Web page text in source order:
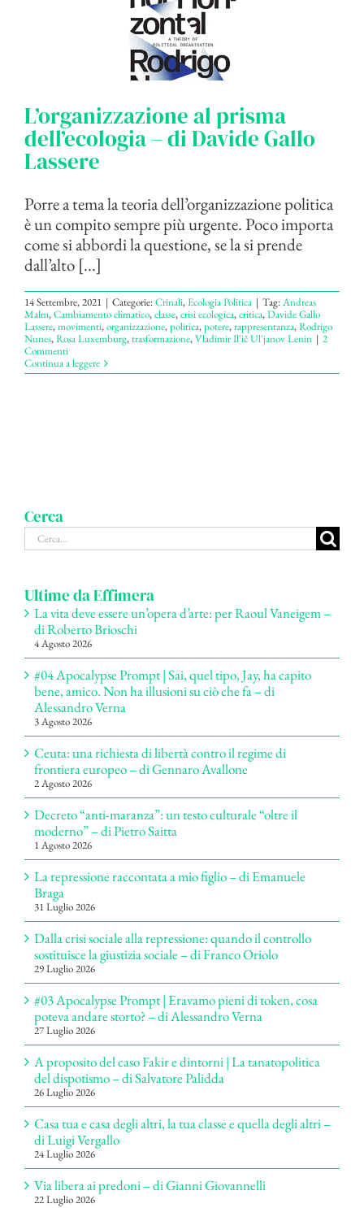
L’organizzazione al prisma
dell’ecologia – di Davide Gallo
Lassere
Porre a tema la teoria dell’organizzazione politica
è un compito sempre più urgente. Poco importa
come si abbordi la questione, se la si prende
dall’alto [...]
14 Settembre, 2021 | Categorie:Crinali,Ecologia Politica | Tag:Andreas
Malm,Cambiamento climatico,classe,crisi ecologica,critica,Davide Gallo
Lassere,movimenti,organizzazione,politica,potere,rappresentanza,Rodrigo
Nunes,Rosa Luxemburg,trasformazione,Vladimir Il'ič Ul'janov Lenin | 2
Commenti
Continua a leggere
Cerca
Cerca
per:
Ultime da Effimera
La vita deve essere un’opera d’arte: per Raoul Vaneigem –
di Roberto Brioschi
4 Agosto 2026
#04 Apocalypse Prompt | Sai, quel tipo, Jay, ha capito
bene, amico. Non ha illusioni su ciò che fa – di
Alessandro Verna
3 Agosto 2026
Ceuta: una richiesta di libertà contro il regime di
frontiera europeo – di Gennaro Avallone
2 Agosto 2026
Decreto “anti-maranza”: un testo culturale “oltre il
moderno” – di Pietro Saitta
1 Agosto 2026
La repressione raccontata a mio figlio – di Emanuele
Braga
31 Luglio 2026
Dalla crisi sociale alla repressione: quando il controllo
sostituisce la giustizia sociale – di Franco Oriolo
29 Luglio 2026
#03 Apocalypse Prompt | Eravamo pieni di token, cosa
poteva andare storto? – di Alessandro Verna
27 Luglio 2026
A proposito del caso Fakir e dintorni | La tanatopolitica
del dispotismo – di Salvatore Palidda
26 Luglio 2026
Casa tua e casa degli altri, la tua classe e quella degli altri –
di Luigi Vergallo
24 Luglio 2026
Via libera ai predoni – di Gianni Giovannelli
22 Luglio 2026